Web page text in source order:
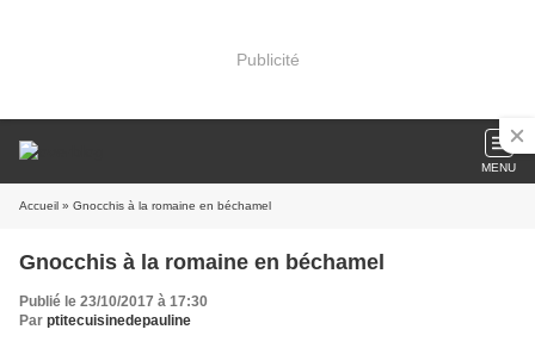
Publicité
MENU
Accueil » Gnocchis à la romaine en béchamel
Gnocchis à la romaine en béchamel
Publié le 23/10/2017 à 17:30
Par ptitecuisinedepauline